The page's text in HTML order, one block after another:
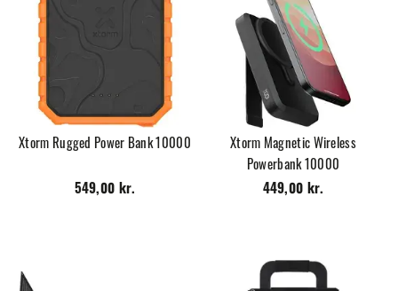
Xtorm Rugged Power Bank 10000
549,00 kr.
Xtorm Magnetic Wireless
Powerbank 10000
449,00 kr.